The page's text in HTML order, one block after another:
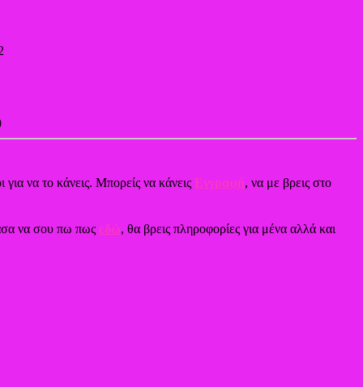
να το κάνεις. Μπορείς να κάνεις Εγγραφή, να με βρεις στο
να σου πω πως εδώ, θα βρεις πληροφορίες για μένα αλλά και